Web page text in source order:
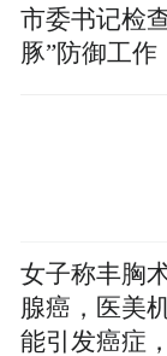
市委书记检
豚”防御工作
女子称丰胸
腺癌，医美
能引发癌症